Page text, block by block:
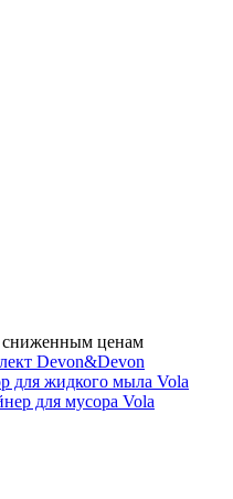
сниженным ценам
Devon&Devon
для жидкого мыла Vola
для мусора Vola